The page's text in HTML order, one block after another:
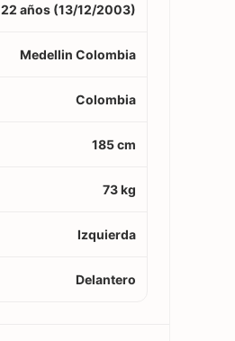
22 años (13/12/2003)
Medellin Colombia
Colombia
185 cm
73 kg
Izquierda
Delantero